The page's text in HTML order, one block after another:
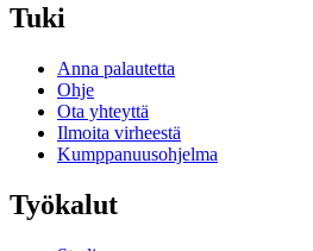
Tuki
Anna palautetta
Ohje
Ota yhteyttä
Ilmoita virheestä
Kumppanuusohjelma
Työkalut